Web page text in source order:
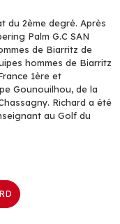
du 2ème degré. Après
Palm G.C SAN
de Biarritz de
hommes de Biarritz
1ère et
Gounouilhou, de la
Richard a été
au Golf du